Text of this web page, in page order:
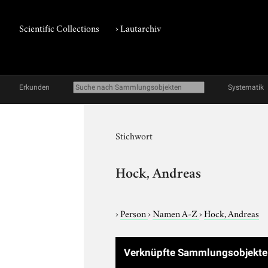
Scientific Collections ›Lautarchiv
Erkunden Systematik
Stichwort
Hock, Andreas
›Person›Namen A-Z›Hock, Andreas
Verknüpfte Sammlungsobjekte